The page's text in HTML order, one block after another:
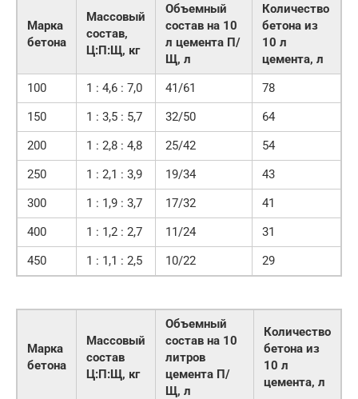
Марка
бетона
Массовый
состав,
Ц:П:Щ, кг
Объемный
состав на 10
л цемента П/
Щ, л
Количество
бетона из
10 л
цемента, л
100
1 : 4,6 : 7,0 41/61
78
150
1 : 3,5 : 5,7 32/50
64
200
1 : 2,8 : 4,8 25/42
54
250
1 : 2,1 : 3,9 19/34
43
300
1 : 1,9 : 3,7 17/32
41
400
1 : 1,2 : 2,7 11/24
31
450
1 : 1,1 : 2,5 10/22 29
Марка
бетона
Массовый
состав
Ц:П:Щ, кг
Объемный
состав на 10
литров
цемента П/
Щ, л
Количество
бетона из
10 л
цемента, л